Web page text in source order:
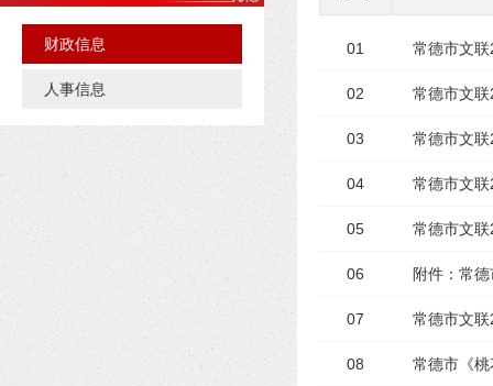
财政信息
人事信息
01 常德市文联
02 常德市文
03 常德市文
04 常德市文联
05 常德市文
06 附件：常
07 常德市文
08 常德市《